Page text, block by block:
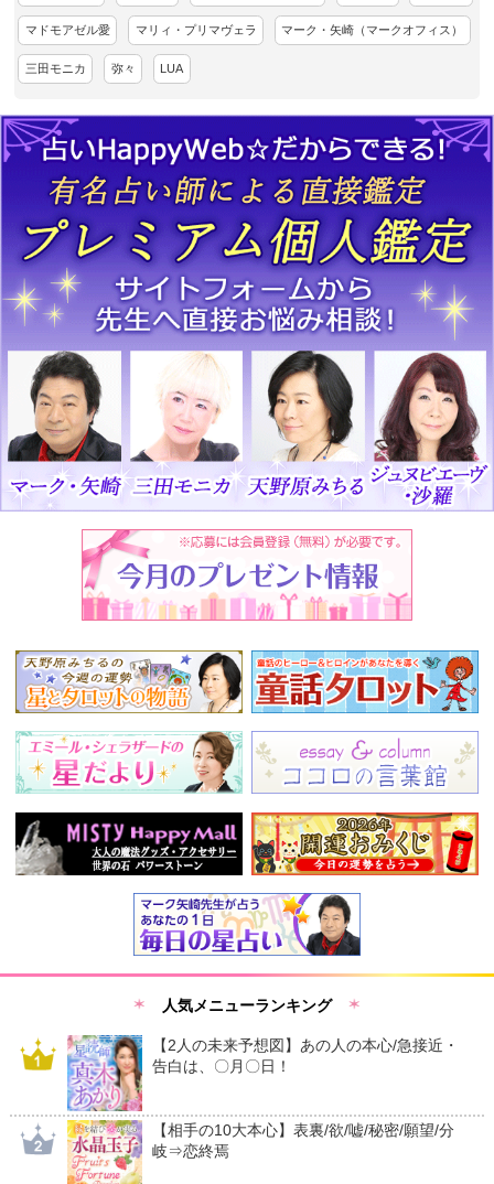
マドモアゼル愛 マリィ・プリマヴェラ マーク・矢崎（マークオフィス）
三田モニカ 弥々 LUA
人気メニューランキング
【2人の未来予想図】あの人の本心/急接近・
告白は、〇月〇日！
【相手の10大本心】表裏/欲/嘘/秘密/願望/分
岐⇒恋終焉